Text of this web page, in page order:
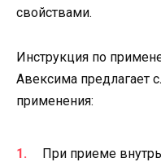
свойствами.
Инструкция по
Авексима предлагает
применения:
При приеме